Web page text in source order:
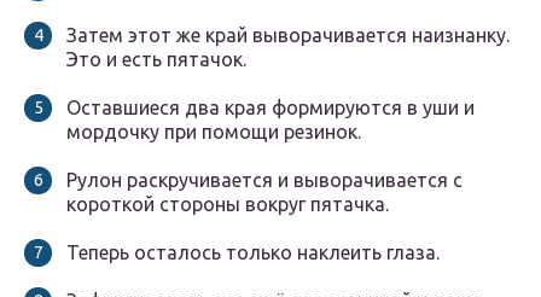
Затем этот же край выворачивается наизнанку.
Это и есть пятачок.
Оставшиеся два края формируются в уши и
мордочку при помощи резинок.
Рулон раскручивается и выворачивается с
короткой стороны вокруг пятачка.
Теперь осталось только наклеить глаза.